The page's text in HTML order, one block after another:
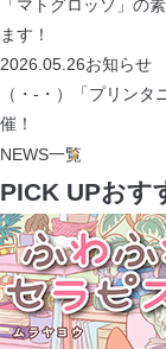
「マトグロッソ」の
ます！
2026.05.26お知らせ
（・-・）「プリン
催！
NEWS一覧
PICK UPおす